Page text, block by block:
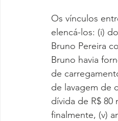
Os vínculos
elencá-los: (i)
Bruno Pereira
Bruno havia
de
de lavagem de
dívida de R$
finalmente, (v)